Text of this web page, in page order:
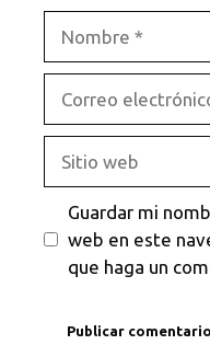
Guardar mi
web en este
que haga un